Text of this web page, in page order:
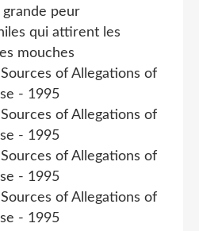
peur
qui attirent les
mouches
of Allegations of
- 1995
of Allegations of
- 1995
of Allegations of
- 1995
of Allegations of
- 1995